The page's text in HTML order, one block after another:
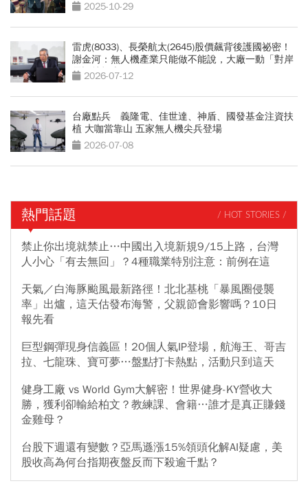
2025-10-29
雷虎(8033)、長榮航太(2645)股價飆背後護國祕密！
謝金河：無人機產業只能做不能說，大廠一動「對岸
電話就打來」
2026-07-12
台廠點兵 義隆電、佳世達、神盾、國發基金注資扶
植 大咖當靠山 五家無人機尖兵登場
2026-07-08
熱門話題 / HOT STORIES /
禁止你出境就禁止…中國出入境新規9/15上路，台灣
人小心「有去無回」？4種職業特別注意：前例在這
天氣／白海豚颱風最新路徑！北北基桃「暴風圈侵襲
率」出爐，這天估發布海警，父親節會影響嗎？10日
報先看
巨型鋼彈現身信義區！20個人氣IP登場，航海王、哥吉
拉、七龍珠、寶可夢…盤點打卡熱點，活動只到這天
健身工廠 vs World Gym大解密！世界健身-KY營收大
勝，獲利卻輸給柏文？教練課、會籍…誰才是真正賺錢
金雞母？
台股下週還有變數？亞馬遜漲15%領頭化解AI疑慮，美
股收高為何台指期夜盤反而下殺逾千點？